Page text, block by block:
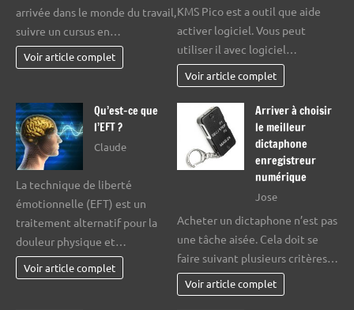
arrivée dans le monde du travail,
suivre un cursus en…
Voir article complet
KMS Pico est a outil que aide
activer logiciel. Vous peut
utiliser il avec logiciel…
Voir article complet
Qu’est-ce que
l’EFT ?
Claude
La technique de liberté
émotionnelle (EFT) est un
traitement alternatif pour la
douleur physique et…
Voir article complet
Arriver à choisir
le meilleur
dictaphone
enregistreur
numérique
Jose
Acheter un dictaphone n’est pas
une tâche aisée. Cela doit se
faire suivant plusieurs critères…
Voir article complet